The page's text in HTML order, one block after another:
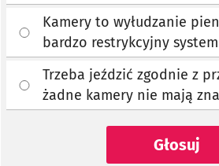
Kamery to wyłudzanie
bardzo restrykcyjny system
Trzeba jeździć zgodnie z
żadne kamery nie mają
Głosuj